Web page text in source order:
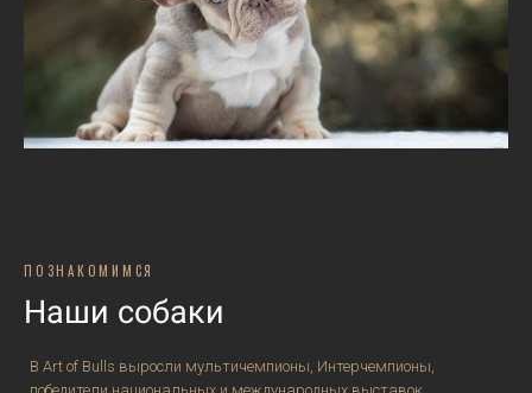
ПОЗНАКОМИМСЯ
Наши собаки
В Art of Bulls выросли мультичемпионы, Интерчемпионы,